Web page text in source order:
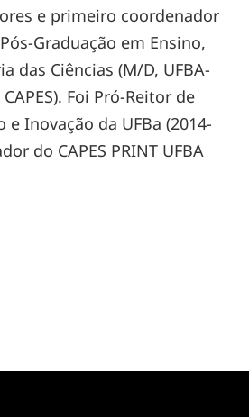
e primeiro coordenador
Graduação em Ensino,
das Ciências (M/D, UFBA-
Foi Pró-Reitor de
e Inovação da UFBa (2014-
do CAPES PRINT UFBA